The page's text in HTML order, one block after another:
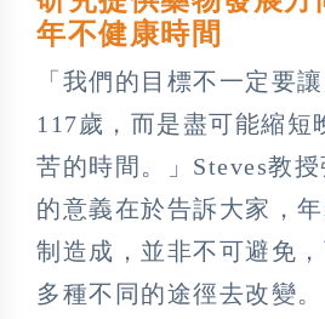
年不健康時間
「我們的目標不一定要
117歲，而是盡可能縮短
苦的時間。」Steves教
的意義在於告訴大家，
制造成，並非不可避免
多種不同的途徑去改變。